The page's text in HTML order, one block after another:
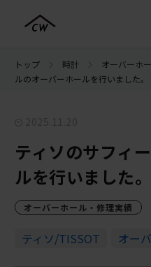
トップ 時計 オーバーホ
ルのオーバーホールを行いました。
ティソのサフィ
ルを行いました
オーバーホール・修理実績
ティソ/TISSOT オー